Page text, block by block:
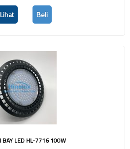
Beli
BAY LED HL-7716 100W